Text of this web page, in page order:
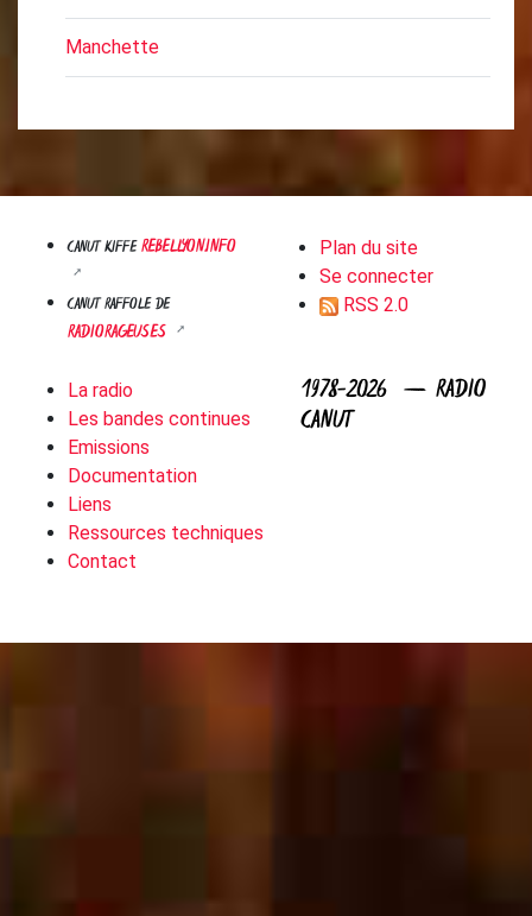
Manchette
CANUT KIFFEREBELLYON.INFO
CANUT RAFFOLE DE
RADIORAGEUSES
Plan du site
Se connecter
RSS 2.0
La radio
Les bandes continues
Emissions
Documentation
Liens
Ressources techniques
Contact
1978-2026 — RADIO
CANUT